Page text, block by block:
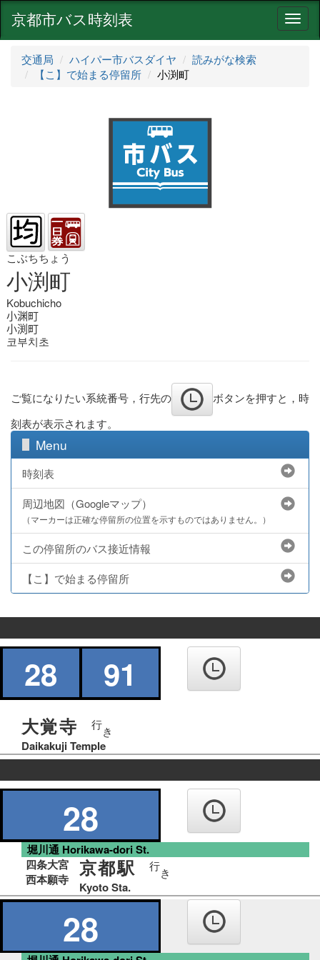
ナ
ビ
京都市バス時刻表
交通局 ハイパー市バスダイヤ
読みがな検索
【こ】で始まる停留所
小渕町
こぶちちょう
小渕町
Kobuchicho
小渊町
小渕町
코부치초
ご覧になりたい系統番号，行先の
ボタンを押すと，時
刻表が表示されます。
Menu
時刻表
周辺地図（Googleマップ）
（マーカーは正確な停留所の位置を示すものではありません。）
この停留所のバス接近情報
【こ】で始まる停留所
の
28 91
大覚寺 行き
Daikakuji Temple
の
28
堀川通 Horikawa-dori St.
四条大宮
西本願寺
京都駅 行き
Kyoto Sta.
28